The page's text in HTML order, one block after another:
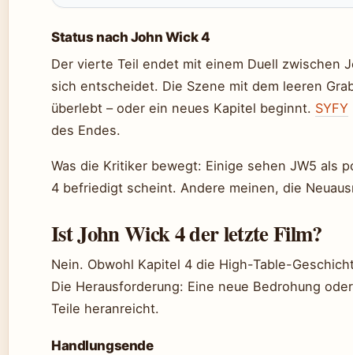
Status nach John Wick 4
Der vierte Teil endet mit einem Duell zwischen
sich entscheidet. Die Szene mit dem leeren
überlebt – oder ein neues Kapitel beginnt. SYFY
des Endes.
Was die Kritiker bewegt: Einige sehen JW5 als
4 befriedigt scheint. Andere meinen, die
Ist John Wick 4 der letzte Film?
Nein. Obwohl Kapitel 4 die High-Table-
Die Herausforderung: Eine neue Bedrohung
Teile heranreicht.
Handlungsende